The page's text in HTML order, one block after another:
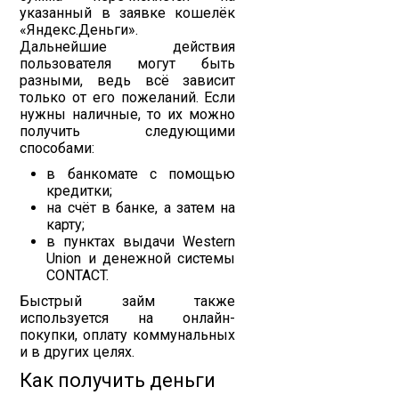
указанный в заявке кошелёк
«Яндекс.Деньги».
Дальнейшие действия
пользователя могут быть
разными, ведь всё зависит
только от его пожеланий. Если
нужны наличные, то их можно
получить следующими
способами:
в банкомате с помощью
кредитки;
на счёт в банке, а затем на
карту;
в пунктах выдачи Western
Union и денежной системы
CONTACT.
Быстрый займ также
используется на онлайн-
покупки, оплату коммунальных
и в других целях.
Как получить деньги